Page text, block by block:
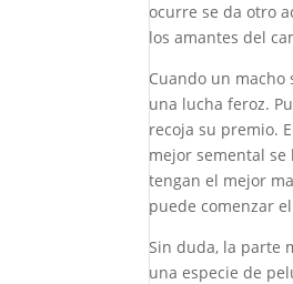
ocurre se da otro
los amantes del
Cuando un
una lucha feroz.
recoja su premio.
mejor semental
tengan el mejor
puede comenzar
Sin duda, la parte
una especie de